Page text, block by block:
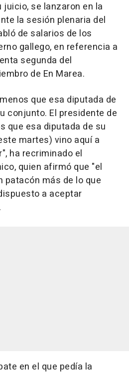
se lanzaron en la
la sesión plenaria del
de salarios de los
gallego, en referencia a
segunda del
de En Marea.
que esa diputada de
conjunto. El presidente de
que esa diputada de su
martes) vino aquí a
ha recriminado el
quien afirmó que "el
patacón más de lo que
a aceptar
en el que pedía la